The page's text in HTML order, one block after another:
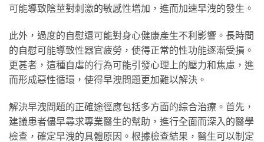
可能導致陰莖對刺激的敏感性增加，進而加速早洩的發生。
此外，過度的自慰還可能對身心健康產生不利影響。長時間
的自慰可能導致性器官疲勞，使得正常的性功能逐漸受損。
更甚者，這種自虐的行為可能引發心理上的壓力和焦慮，進
而形成惡性循環，使得早洩問題更加難以解決。
解決早洩問題的正確途徑應包括多方面的綜合治療。首先，
建議患者儘早尋求專業醫生的幫助，進行全面而深入的醫學
檢查，確定早洩的具體原因。根據檢查結果，醫生可以制定